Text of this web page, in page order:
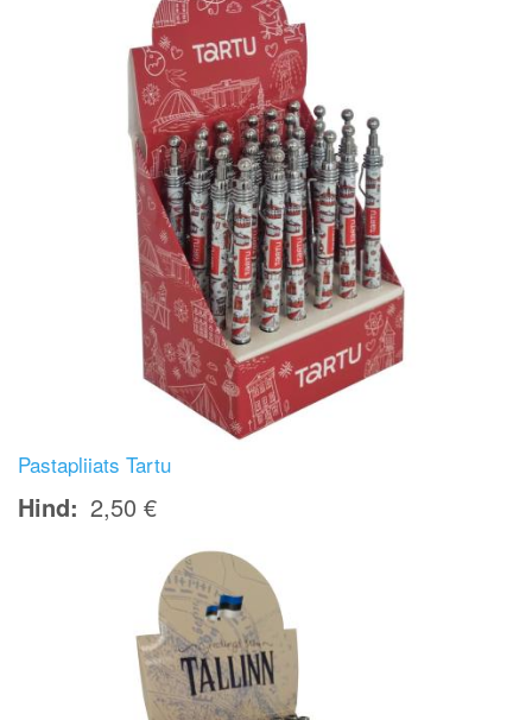
Pastapliiats Tartu
Hind 2,50 €